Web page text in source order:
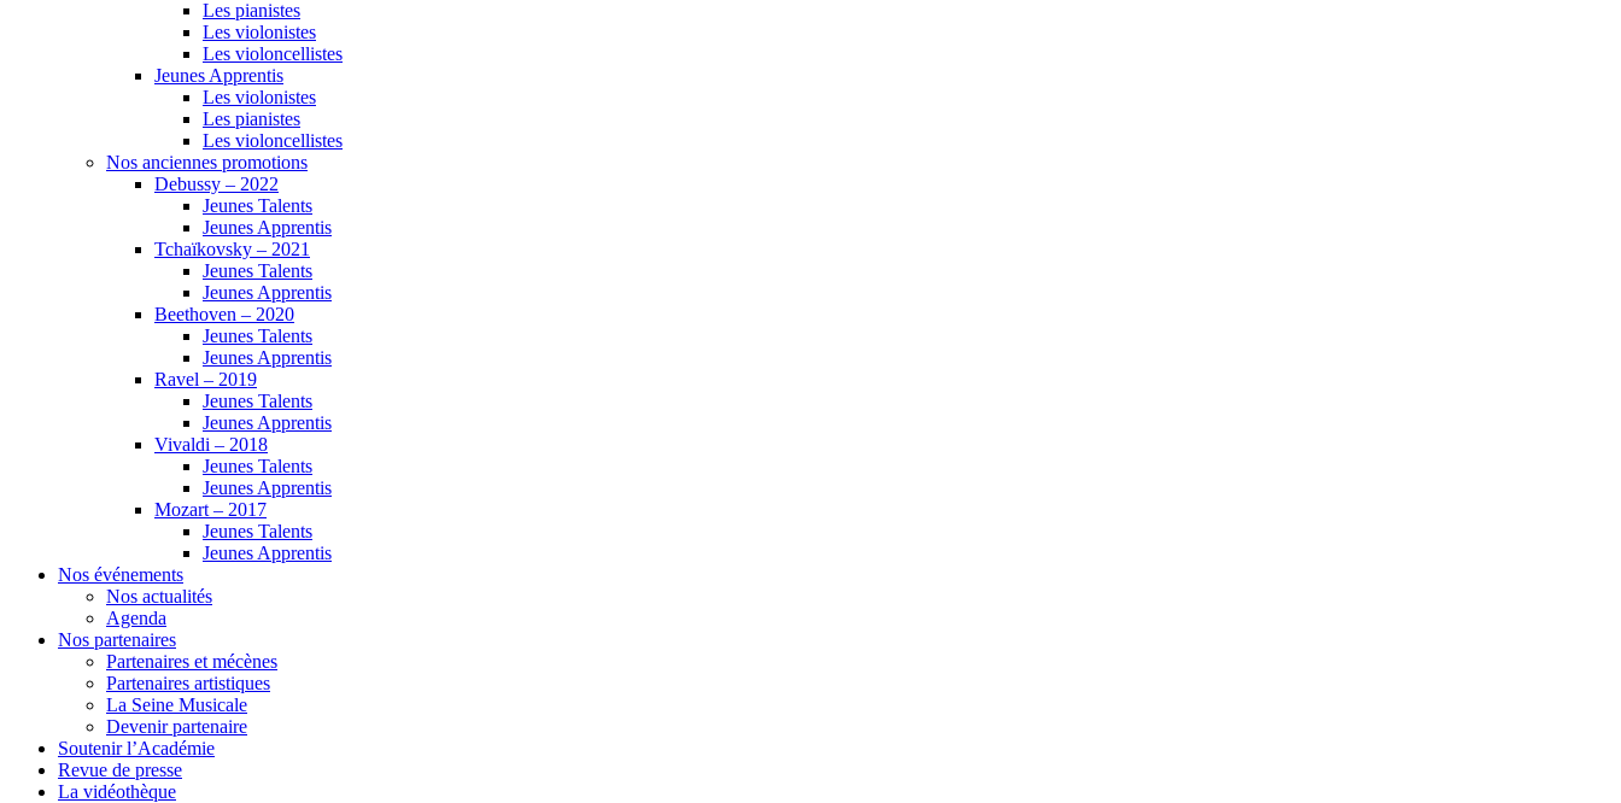
Les pianistes
Les violonistes
Les violoncellistes
Jeunes Apprentis
Les violonistes
Les pianistes
Les violoncellistes
Nos anciennes promotions
Debussy – 2022
Jeunes Talents
Jeunes Apprentis
Tchaïkovsky – 2021
Jeunes Talents
Jeunes Apprentis
Beethoven – 2020
Jeunes Talents
Jeunes Apprentis
Ravel – 2019
Jeunes Talents
Jeunes Apprentis
Vivaldi – 2018
Jeunes Talents
Jeunes Apprentis
Mozart – 2017
Jeunes Talents
Jeunes Apprentis
Nos événements
Nos actualités
Agenda
Nos partenaires
Partenaires et mécènes
Partenaires artistiques
La Seine Musicale
Devenir partenaire
Soutenir l’Académie
Revue de presse
La vidéothèque